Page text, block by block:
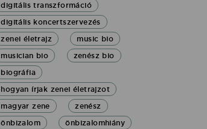
digitális transzformáció
digitális koncertszervezés
zenei életrajz
music bio
musician bio
zenész bio
biográfia
hogyan írjak zenei életrajzot
magyar zene
zenész
önbizalom
önbizalomhiány